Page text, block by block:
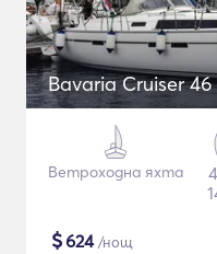
Bavaria Cruiser 46
Ветроходна яхта
$624/нощ